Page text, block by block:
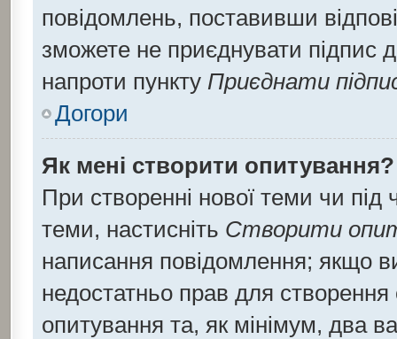
повідомлень, поставивши
зможете не приєднувати підпис
напроти пункту Приєднати
Догори
Як мені створити опитування?
При створенні нової теми чи
теми, настисніть Створити
написання повідомлення; якщо
недостатньо прав для
опитування та, як мінімум, два